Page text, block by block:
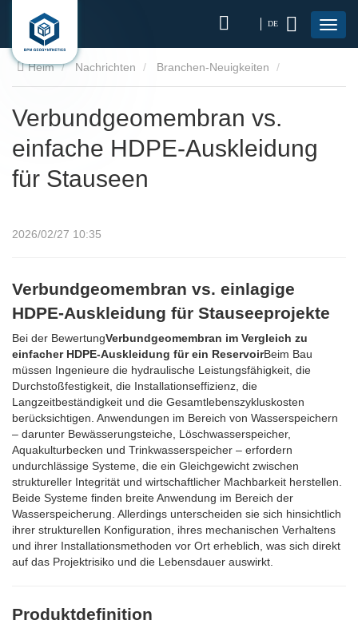
DE
Heim Nachrichten Branchen-Neuigkeiten
Stauseen
Verbundgeomembran vs.
einfache HDPE-Auskleidung
für Stauseen
2026/02/27 10:35
Verbundgeomembran vs. einlagige
HDPE-Auskleidung für Stauseeprojekte
Bei der BewertungVerbundgeomembran im Vergleich zu
einfacher HDPE-Auskleidung für ein ReservoirBeim Bau
müssen Ingenieure die hydraulische Leistungsfähigkeit, die
Durchstoßfestigkeit, die Installationseffizienz, die
Langzeitbeständigkeit und die Gesamtlebenszykluskosten
berücksichtigen. Anwendungen im Bereich von Wasserspeichern
– darunter Bewässerungsteiche, Löschwasserspeicher,
Aquakulturbecken und Trinkwasserspeicher – erfordern
undurchlässige Systeme, die ein Gleichgewicht zwischen
struktureller Integrität und wirtschaftlicher Machbarkeit herstellen.
Beide Systeme finden breite Anwendung im Bereich der
Wasserspeicherung. Allerdings unterscheiden sie sich hinsichtlich
ihrer strukturellen Konfiguration, ihres mechanischen Verhaltens
und ihrer Installationsmethoden vor Ort erheblich, was sich direkt
auf das Projektrisiko und die Lebensdauer auswirkt.
Produktdefinition